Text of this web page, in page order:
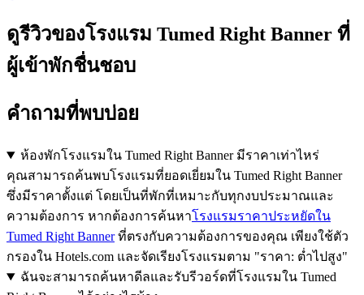
ดูรีวิวของโรงแรม Tumed Right Banner ที่
ผู้เข้าพักชื่นชอบ
คำถามที่พบบ่อย
ห้องพักโรงแรมใน Tumed Right Banner มีราคาเท่าไหร่
คุณสามารถค้นพบโรงแรมที่ยอดเยี่ยมใน Tumed Right Banner
ซึ่งมีราคาตั้งแต่ โดยเป็นที่พักที่เหมาะกับทุกงบประมาณและ
ความต้องการ หากต้องการค้นหาโรงแรมราคาประหยัดใน
Tumed Right Bannerที่ตรงกับความต้องการของคุณ เพียงใช้ตัว
กรองใน Hotels.com และจัดเรียงโรงแรมตาม "ราคา: ต่ำไปสูง"
ฉันจะสามารถค้นหาดีลและรับรีวอร์ดที่โรงแรมใน Tumed